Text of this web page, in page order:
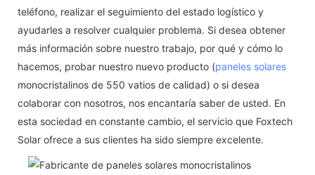
teléfono, realizar el seguimiento del estado logístico y
ayudarles a resolver cualquier problema. Si desea obtener
más información sobre nuestro trabajo, por qué y cómo lo
hacemos, probar nuestro nuevo producto (paneles solares
monocristalinos de 550 vatios de calidad) o si desea
colaborar con nosotros, nos encantaría saber de usted. En
esta sociedad en constante cambio, el servicio que Foxtech
Solar ofrece a sus clientes ha sido siempre excelente.